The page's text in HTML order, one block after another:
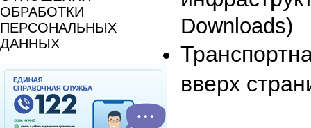
ОБРАБОТКИ
ПЕРСОНАЛЬНЫХ
ДАННЫХ
Downloads)
вверх